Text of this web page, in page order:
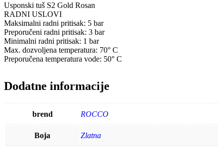
Usponski tuš S2 Gold Rosan
RADNI USLOVI
Maksimalni radni pritisak: 5 bar
Preporučeni radni pritisak: 3 bar
Minimalni radni pritisak: 1 bar
Max. dozvoljena temperatura: 70° C
Preporučena temperatura vode: 50° C
Dodatne informacije
brend ROCCO
Boja Zlatna